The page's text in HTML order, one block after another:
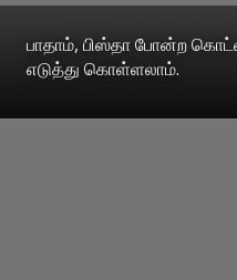
பாதாம், பிஸ்தா போன்ற
எடுத்து கொள்ளலாம்.